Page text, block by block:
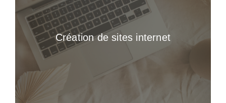
Création de sites internet